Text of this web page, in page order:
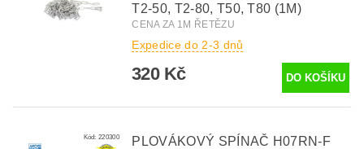
T2-50, T2-80, T50, T80 (1M)
CENA ZA 1M ŘETĚZU
Expedice do 2-3 dnů
320 Kč
Kód:220300
PLOVÁKOVÝ SPÍNAČ H07RN-F